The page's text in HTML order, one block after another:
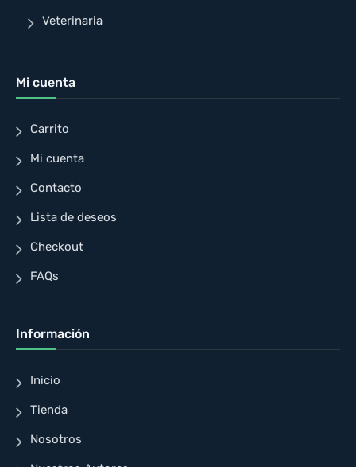
Veterinaria
Mi cuenta
Carrito
Mi cuenta
Contacto
Lista de deseos
Checkout
FAQs
Información
Inicio
Tienda
Nosotros